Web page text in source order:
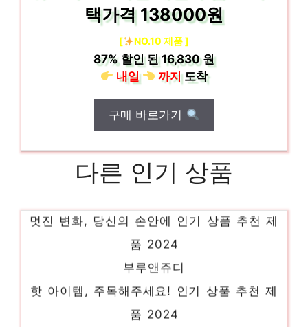
택가격 138000원
[ NO.10 제품 ]
87%할인 된16,830 원
내일
까지도착
구매 바로가기
다른 인기 상품
에고이스트스커트
멋진 변화, 당신의 손안에 인기 상품 추천 제
품 2024
부루앤쥬디
핫 아이템, 주목해주세요! 인기 상품 추천 제
품 2024